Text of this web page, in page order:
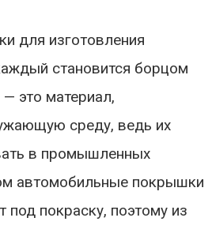
для изготовления
становится борцом
это материал,
среду, ведь их
в промышленных
автомобильные покрышки
под покраску, поэтому из